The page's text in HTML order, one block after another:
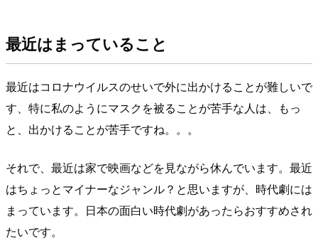
最近はまっていること
最近はコロナウイルスのせいで外に出かけることが難しいで
す、特に私のようにマスクを被ることが苦手な人は、もっ
と、出かけることが苦手ですね。。。
それで、最近は家で映画などを見ながら休んでいます。最近
はちょっとマイナーなジャンル？と思いますが、時代劇には
まっています。日本の面白い時代劇があったらおすすめされ
たいです。